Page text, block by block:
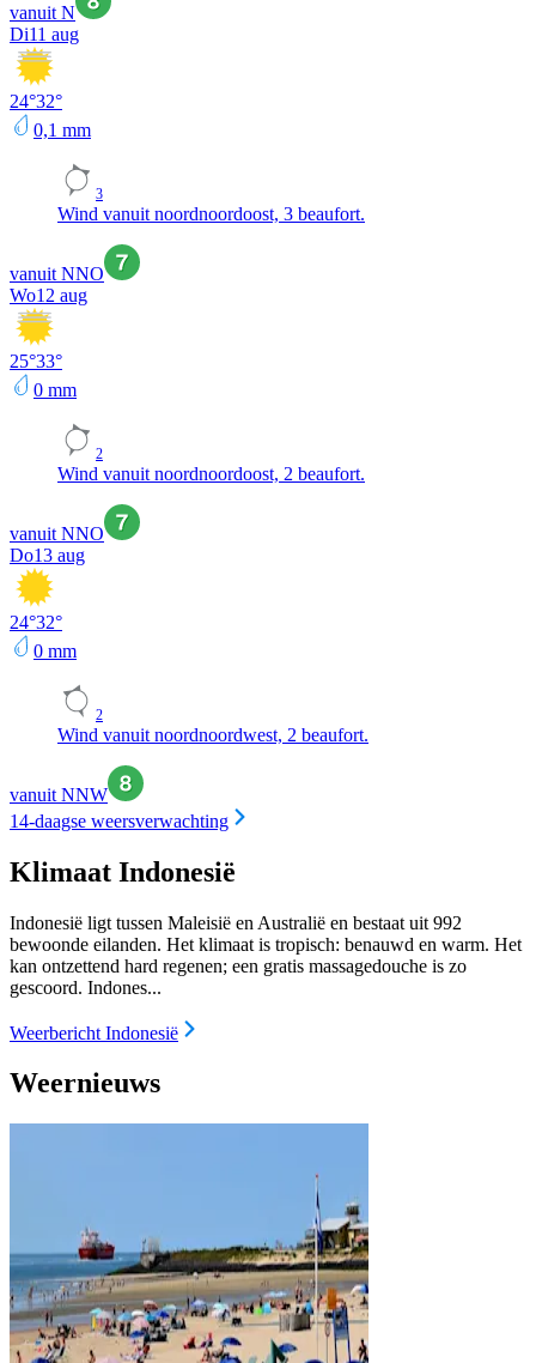
vanuit N
Di11 aug
24°32°
0,1 mm
3
Wind vanuit noordnoordoost, 3 beaufort.
vanuit NNO
Wo12 aug
25°33°
0 mm
2
Wind vanuit noordnoordoost, 2 beaufort.
vanuit NNO
Do13 aug
24°32°
0 mm
2
Wind vanuit noordnoordwest, 2 beaufort.
vanuit NNW
14-daagse weersverwachting
Klimaat Indonesië
Indonesië ligt tussen Maleisië en Australië en bestaat uit 992
bewoonde eilanden. Het klimaat is tropisch: benauwd en warm. Het
kan ontzettend hard regenen; een gratis massagedouche is zo
gescoord. Indones...
Weerbericht Indonesië
Weernieuws